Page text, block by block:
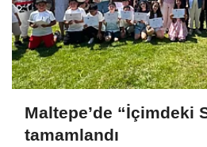
Maltepe’de “İçimdeki
tamamlandı